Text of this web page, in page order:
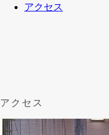
アクセス
アクセス